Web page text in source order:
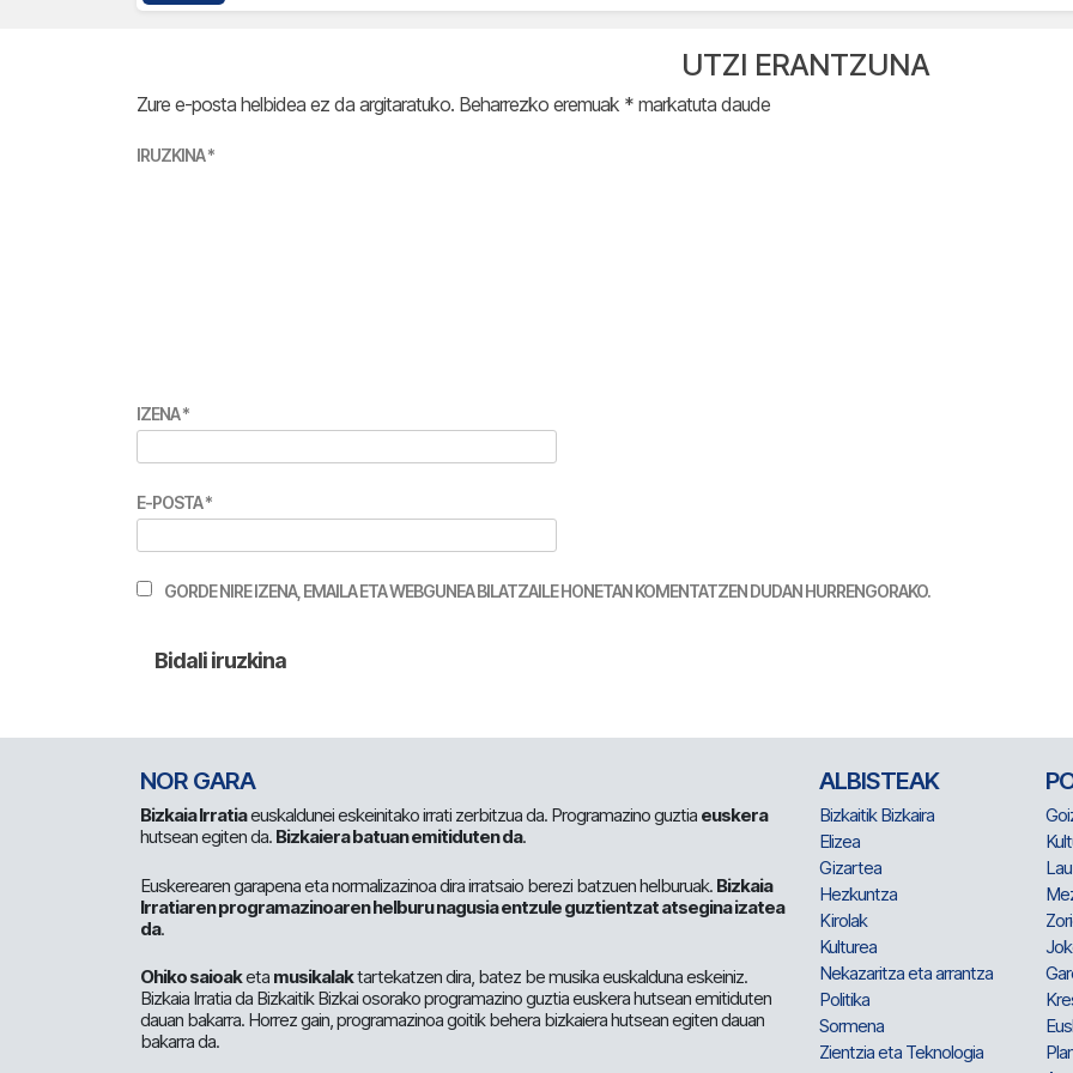
UTZI ERANTZUNA
Zure e-posta helbidea ez da argitaratuko. Beharrezko eremuak * markatuta daude
IRUZKINA*
IZENA*
E-POSTA*
GORDE NIRE IZENA, EMAILA ETA WEBGUNEA BILATZAILE HONETAN KOMENTATZEN DUDAN HURRENGORAKO.
NOR GARA
Bizkaia Irratiaeuskaldunei eskeinitako irrati zerbitzua da. Programazino guztia euskera
hutsean egiten da. Bizkaiera batuan emitiduten da.
Euskerearen garapena eta normalizazinoa dira irratsaio berezi batzuen helburuak. Bizkaia
Irratiaren programazinoaren helburu nagusia entzule guztientzat atsegina izatea
da.
Ohiko saioaketa musikalaktartekatzen dira, batez be musika euskalduna eskeiniz.
Bizkaia Irratia da Bizkaitik Bizkai osorako programazino guztia euskera hutsean emitiduten
dauan bakarra. Horrez gain, programazinoa goitik behera bizkaiera hutsean egiten dauan
bakarra da.
ALBISTEAK
Bizkaitik Bizkaira
Elizea
Gizartea
Hezkuntza
Kirolak
Kulturea
Nekazaritza eta arrantza
Politika
Sormena
Zientzia eta Teknologia